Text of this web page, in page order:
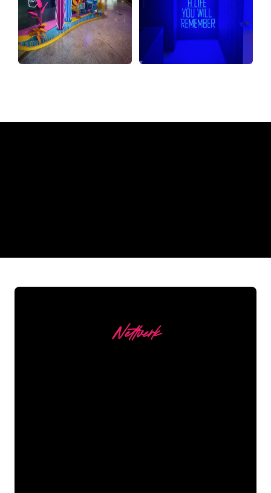
Nettverk